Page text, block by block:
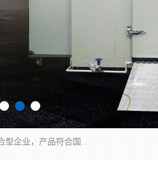
湖南兰思仪器有限公司是一家从事检测仪器研发生产销售和维修保养服务的综合型企业，产品符合国际标准可按需定制专业售前售后工程师，主要有门窗性能体验箱、门窗隔音展示箱、恒温恒湿试验箱、步入式恒温恒湿房、高低温试验箱、老化试验箱、老化试验房、恒温恒湿培养箱、水泥标准养护试验箱、电热鼓风干燥试验箱、真空干燥箱、工业烤箱、盐雾腐蚀试验箱等。